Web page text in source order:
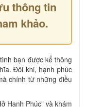
thông tin
khảo.
bạn được kể thông
Đôi khi, hạnh phúc
chính từ những điều
Hạnh Phúc” và khám